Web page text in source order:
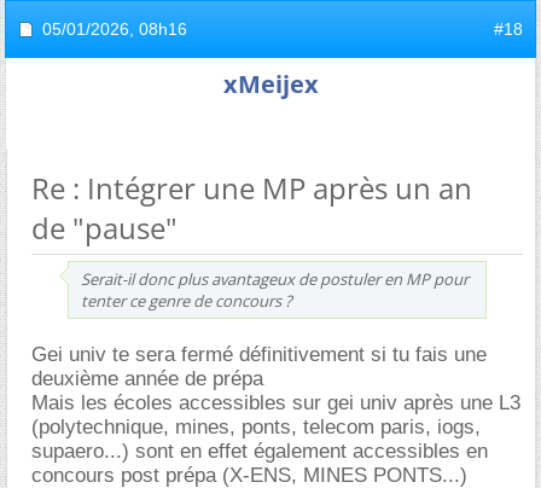
05/01/2026, 08h16 #18
xMeijex
Re : Intégrer une MP après un an
de "pause"
Serait-il donc plus avantageux de postuler en MP pour
tenter ce genre de concours ?
Gei univ te sera fermé définitivement si tu fais une
deuxième année de prépa
Mais les écoles accessibles sur gei univ après une L3
(polytechnique, mines, ponts, telecom paris, iogs,
supaero...) sont en effet également accessibles en
concours post prépa (X-ENS, MINES PONTS...)